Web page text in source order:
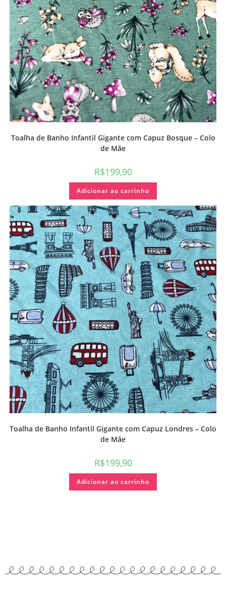
Toalha de Banho Infantil Gigante com Capuz Bosque – Colo
de Mãe
R$199,90
Adicionar ao carrinho
Toalha de Banho Infantil Gigante com Capuz Londres – Colo
de Mãe
R$199,90
Adicionar ao carrinho